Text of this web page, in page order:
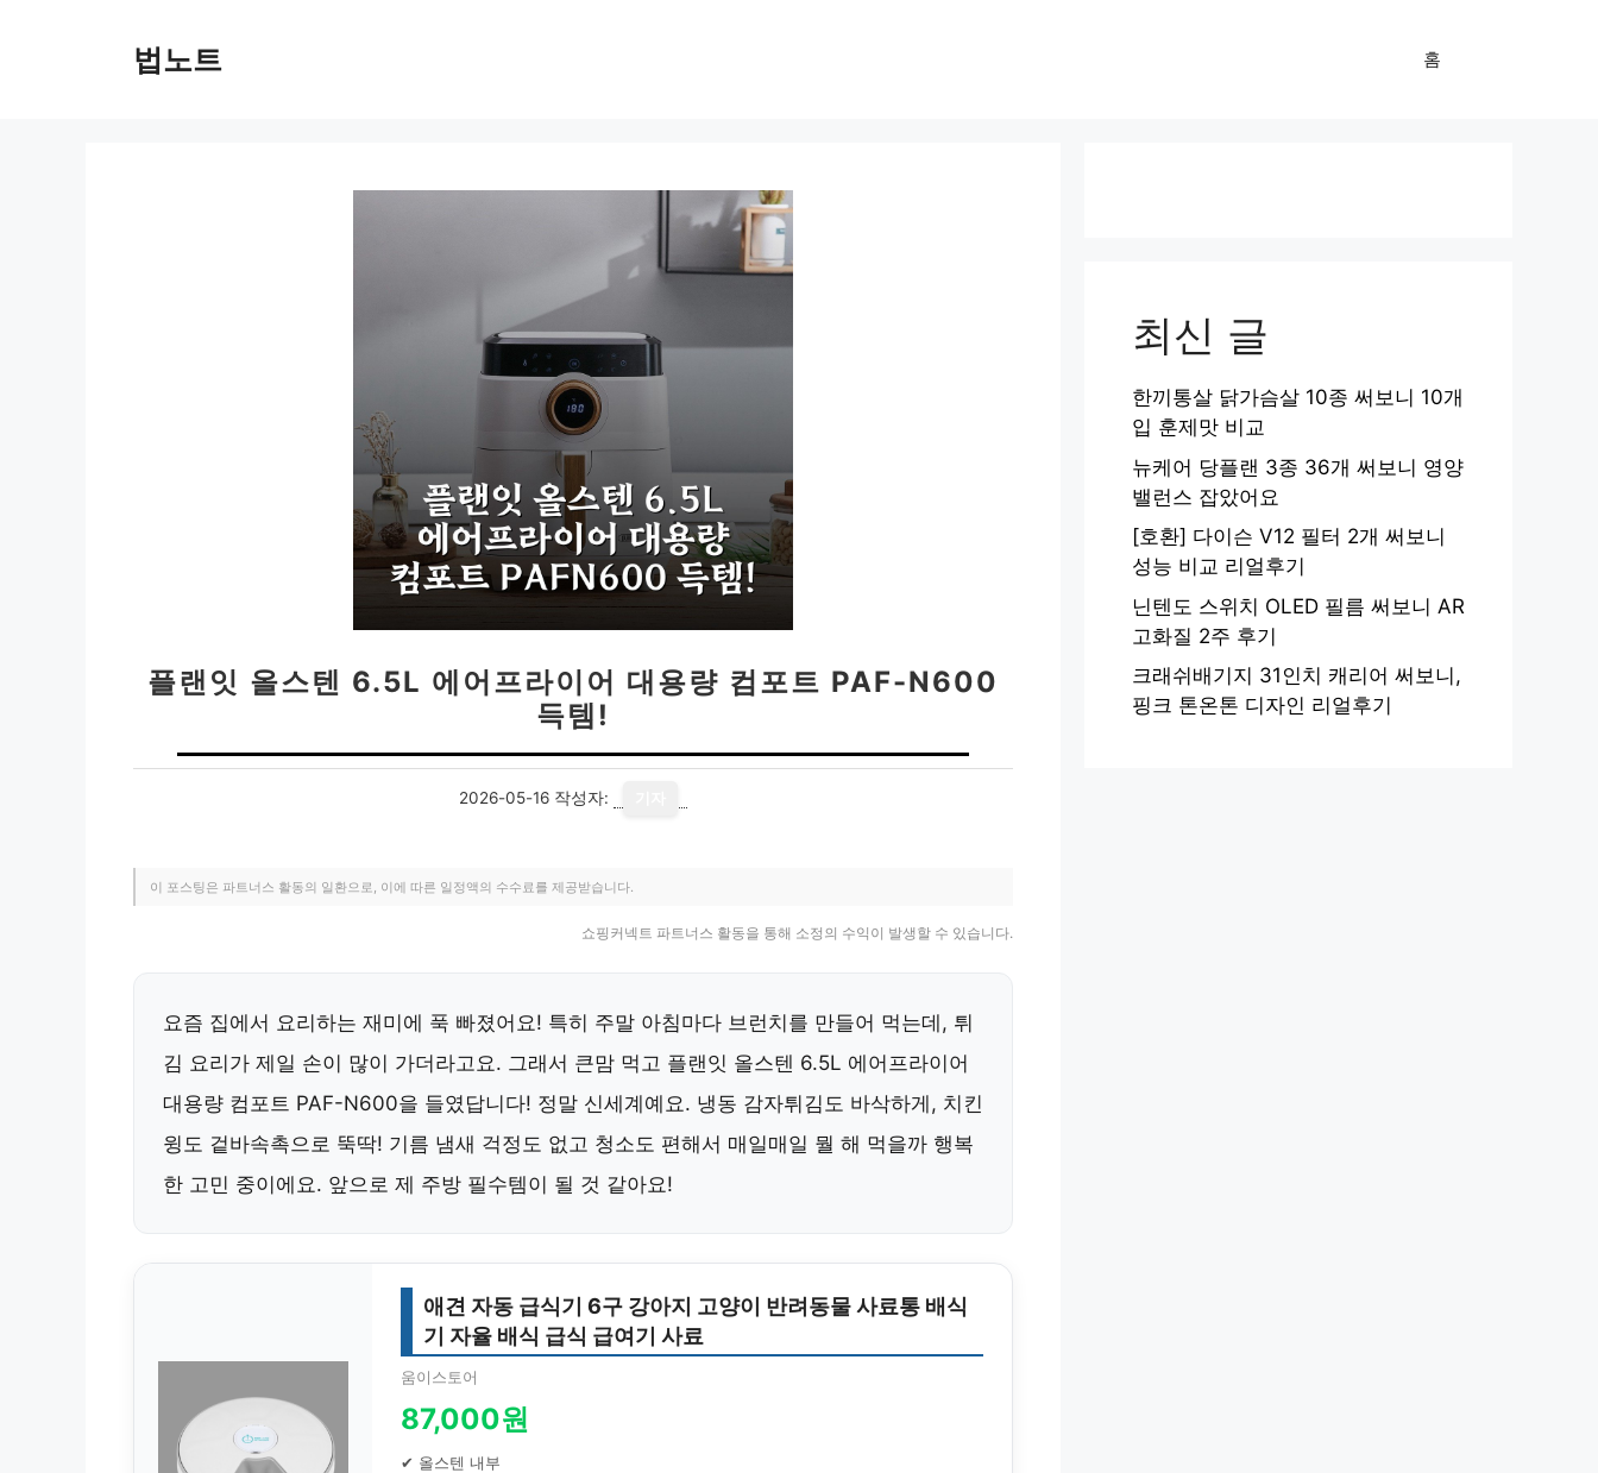
법노트 홈
플랜잇 올스텐 6.5L 에어프라이어 대용량 컴포트 PAF-N600
득템!
2026-05-16 작성자:
이 포스팅은 파트너스 활동의 일환으로, 이에 따른 일정액의 수수료를 제공받습니다.
쇼핑커넥트 파트너스 활동을 통해 소정의 수익이 발생할 수 있습니다.
요즘 집에서 요리하는 재미에 푹 빠졌어요! 특히 주말 아침마다 브런치를 만들어 먹는데, 튀
김 요리가 제일 손이 많이 가더라고요. 그래서 큰맘 먹고 플랜잇 올스텐 6.5L 에어프라이어
대용량 컴포트 PAF-N600을 들였답니다! 정말 신세계예요. 냉동 감자튀김도 바삭하게, 치킨
윙도 겉바속촉으로 뚝딱! 기름 냄새 걱정도 없고 청소도 편해서 매일매일 뭘 해 먹을까 행복
한 고민 중이에요. 앞으로 제 주방 필수템이 될 것 같아요!
애견 자동 급식기 6구 강아지 고양이 반려동물 사료통 배식
기 자율 배식 급식 급여기 사료
움이스토어
87,000원
✔ 올스텐 내부
최신 글
한끼통살 닭가슴살 10종 써보니 10개
입 훈제맛 비교
뉴케어 당플랜 3종 36개 써보니 영양
밸런스 잡았어요
[호환] 다이슨 V12 필터 2개 써보니
성능 비교 리얼후기
닌텐도 스위치 OLED 필름 써보니 AR
고화질 2주 후기
크래쉬배기지 31인치 캐리어 써보니,
핑크 톤온톤 디자인 리얼후기